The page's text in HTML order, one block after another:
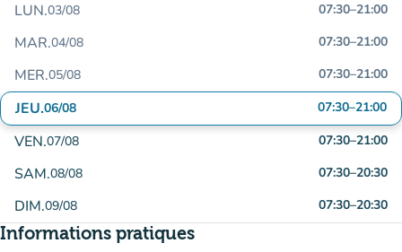
LUN.03/08 07:30–21:00
MAR.04/08 07:30–21:00
MER.05/08 07:30–21:00
JEU.06/08 07:30–21:00
VEN.07/08 07:30–21:00
SAM.08/08 07:30–20:30
DIM.09/08 07:30–20:30
Informations pratiques